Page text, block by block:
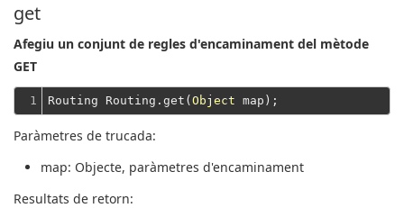
get
Afegiu un conjunt de regles d'encaminament del mètode
GET
1 Routing Routing.get( Object
Paràmetres de trucada:
map: Objecte, paràmetres d'encaminament
Resultats de retorn: